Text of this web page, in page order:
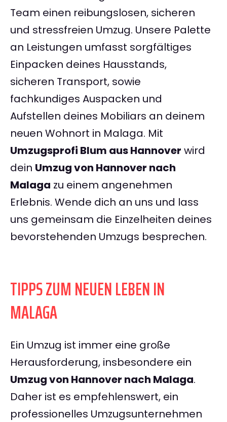
Team einen reibungslosen, sicheren
und stressfreien Umzug. Unsere Palette
an Leistungen umfasst sorgfältiges
Einpacken deines Hausstands,
sicheren Transport, sowie
fachkundiges Auspacken und
Aufstellen deines Mobiliars an deinem
neuen Wohnort in Malaga. Mit
Umzugsprofi Blum aus Hannover wird
dein Umzug von Hannover nach
Malaga zu einem angenehmen
Erlebnis. Wende dich an uns und lass
uns gemeinsam die Einzelheiten deines
bevorstehenden Umzugs besprechen.
TIPPS ZUM NEUEN LEBEN IN
MALAGA
Ein Umzug ist immer eine große
Herausforderung, insbesondere ein
Umzug von Hannover nach Malaga.
Daher ist es empfehlenswert, ein
professionelles Umzugsunternehmen